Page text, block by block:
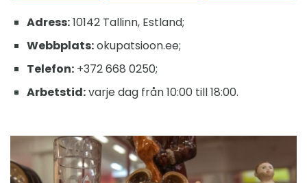
Adress:10142 Tallinn, Estland;
Webbplats:okupatsioon.ee;
Telefon: +372 668 0250;
Arbetstid:varje dag från 10:00 till 18:00.